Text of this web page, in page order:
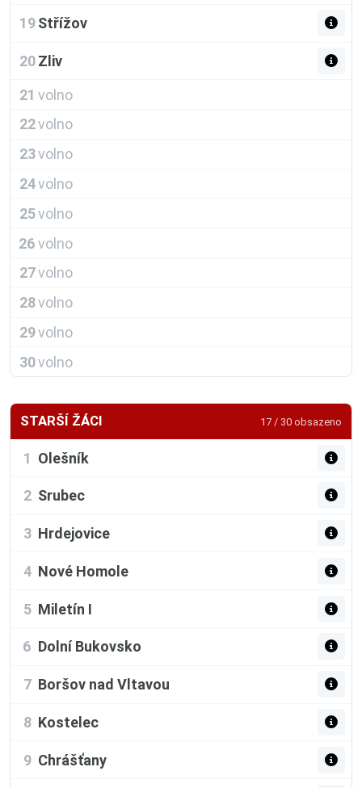
19 Střížov
20 Zliv
21 volno
22volno
23volno
24volno
25volno
26volno
27volno
28volno
29volno
30volno
STARŠÍ ŽÁCI 17 / 30 obsazeno
1 Olešník
2 Srubec
3 Hrdejovice
4 Nové Homole
5 Miletín I
6 Dolní Bukovsko
7 Boršov nad Vltavou
8 Kostelec
9 Chrášťany